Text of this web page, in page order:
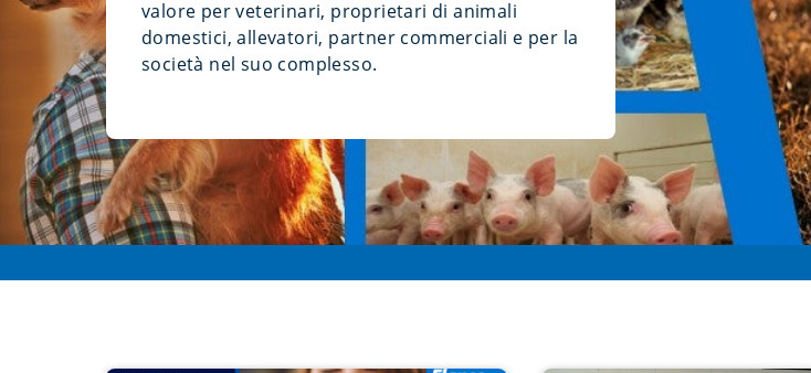
valore per veterinari, proprietari di animali
domestici, allevatori, partner commerciali e per la
società nel suo complesso.